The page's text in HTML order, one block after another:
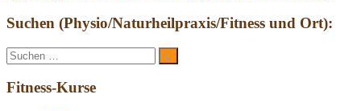
Suchen (Physio/Naturheilpraxis/Fitness und Ort):
Suche
nach:
Suchen
Fitness-Kurse